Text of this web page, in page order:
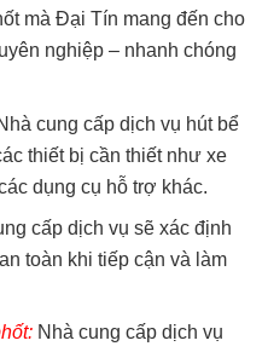
mà Đại Tín mang đến cho
nghiệp – nhanh chóng
cung cấp dịch vụ hút bể
thiết bị cần thiết như xe
dụng cụ hỗ trợ khác.
cấp dịch vụ sẽ xác định
toàn khi tiếp cận và làm
Nhà cung cấp dịch vụ